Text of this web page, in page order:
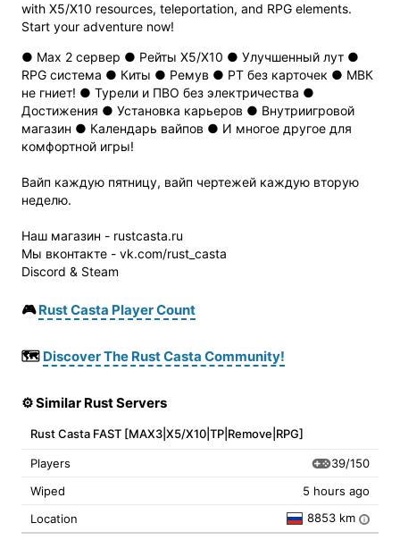
with X5/X10 resources, teleportation, and RPG elements.
Start your adventure now!
● Max 2 сервер ● Рейты Х5/Х10 ● Улучшенный лут ●
RPG система ● Киты ● Ремув ● РТ без карточек ● МВК
не гниет! ● Турели и ПВО без электричества ●
Достижения ● Установка карьеров ● Внутриигровой
магазин ● Календарь вайпов ● И многое другое для
комфортной игры!
Вайп каждую пятницу, вайп чертежей каждую вторую
неделю.
Наш магазин - rustcasta.ru
Мы вконтакте - vk.com/rust_casta
Discord & Steam
🎮Rust Casta Player Count
🗺️ Discover The Rust Casta Community!
⚙️ Similar Rust Servers
Rust Casta FAST [MAX3|X5/X10|TP|Remove|RPG]
Players
39/150
Wiped
5 hours ago
Location
8853 km i